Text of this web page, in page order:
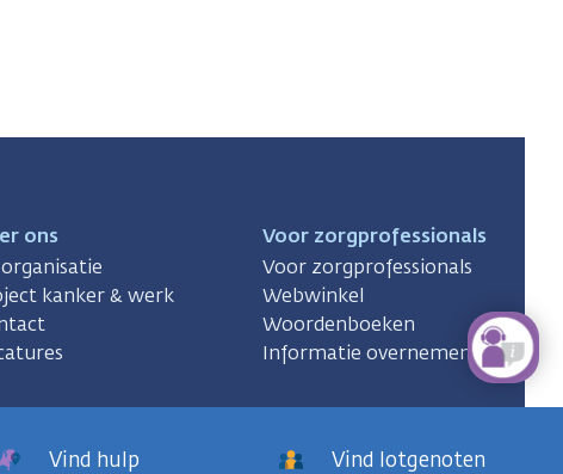
Vind hulp Vind lotgenoten
ons
kanker & werk
Voor zorgprofessionals
Voor zorgprofessionals
Webwinkel
Woordenboeken
Informatie overnemen